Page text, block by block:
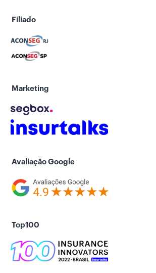
Filiado
Marketing
Avaliação Google
Top100